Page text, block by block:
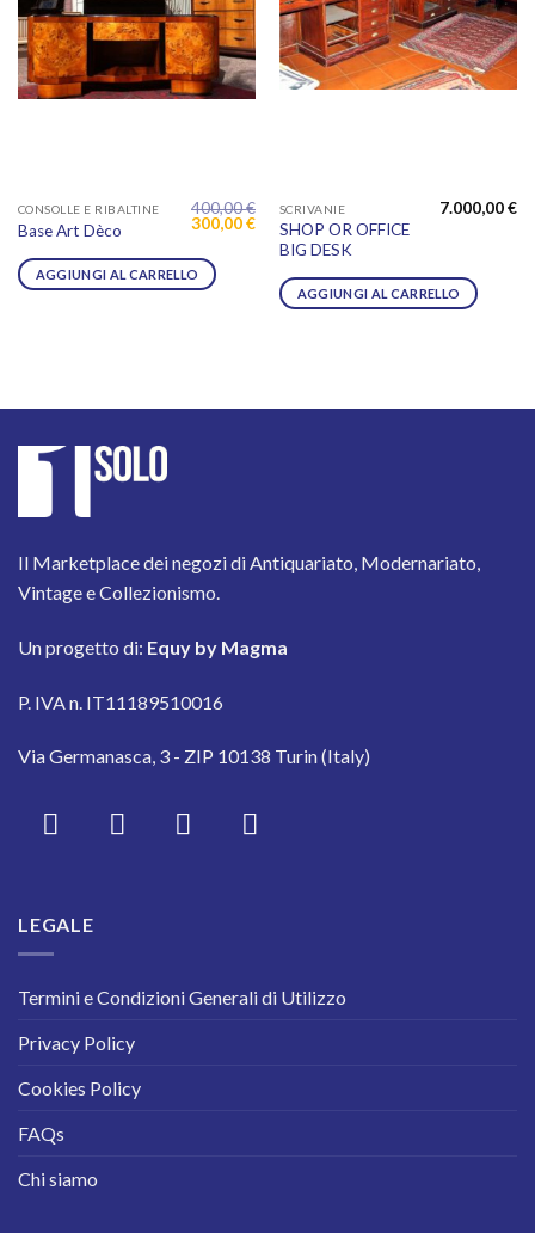
CONSOLLE E RIBALTINE
Base Art Dèco
400,00€
Il
prezzo
era:
400,00 €.
300,00€Il
prezzo
attuale
300,00 €.
AGGIUNGI AL CARRELLO
SCRIVANIE
SHOP OR OFFICE
BIG DESK
7.000,00€
AGGIUNGI AL CARRELLO
Il Marketplace dei negozi di Antiquariato, Modernariato,
Vintage e Collezionismo.
Un progetto di: Equy by Magma
P. IVA n. IT11189510016
Via Germanasca, 3 - ZIP 10138 Turin (Italy)
LEGALE
Termini e Condizioni Generali di Utilizzo
Privacy Policy
Cookies Policy
FAQs
Chi siamo